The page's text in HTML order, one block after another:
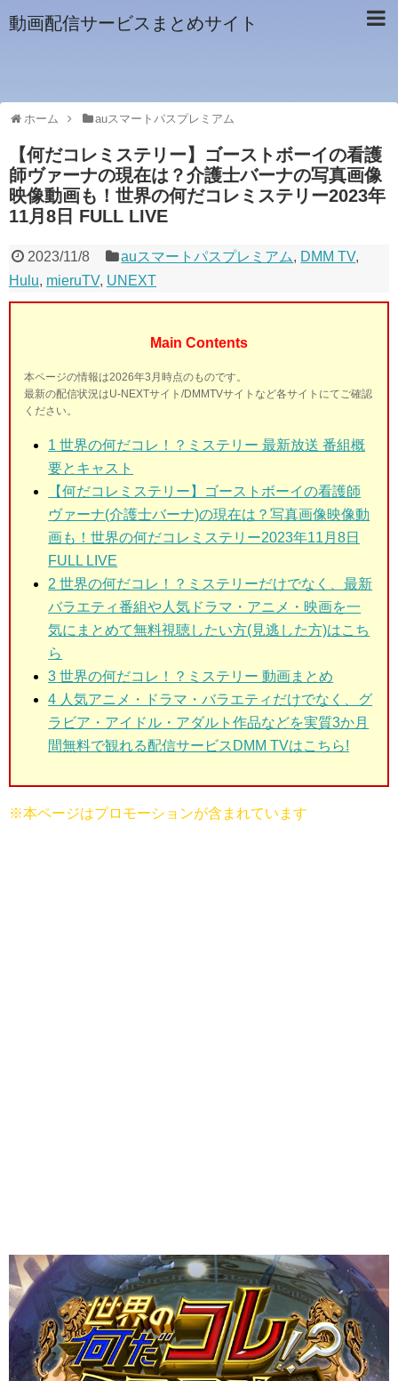
動画配信サービスまとめサイト
ホーム auスマートパスプレミアム
【何だコレミステリー】ゴーストボーイの看護
師ヴァーナの現在は？介護士バーナの写真画像
映像動画も！世界の何だコレミステリー2023年
11月8日 FULL LIVE
2023/11/8 auスマートパスプレミアム, DMM TV,
Hulu, mieruTV, UNEXT
Main Contents
本ページの情報は2026年3月時点のものです。
最新の配信状況はU-NEXTサイト/DMMTVサイトなど各サイトにてご確認
ください。
1 世界の何だコレ！？ミステリー 最新放送 番組概
要とキャスト
【何だコレミステリー】ゴーストボーイの看護師
ヴァーナ(介護士バーナ)の現在は？写真画像映像動
画も！世界の何だコレミステリー2023年11月8日
FULL LIVE
2 世界の何だコレ！？ミステリーだけでなく、最新
バラエティ番組や人気ドラマ・アニメ・映画を一
気にまとめて無料視聴したい方(見逃した方)はこち
ら
3 世界の何だコレ！？ミステリー 動画まとめ
4 人気アニメ・ドラマ・バラエティだけでなく、グ
ラビア・アイドル・アダルト作品などを実質3か月
間無料で観れる配信サービスDMM TVはこちら!
※本ページはプロモーションが含まれています